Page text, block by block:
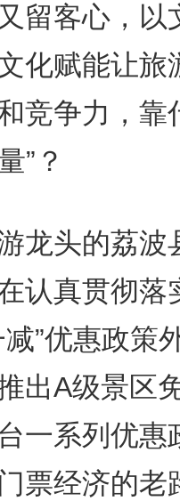
客心，以
化赋能让旅
竞争力，靠
”？
头的荔波
认真贯彻落
”优惠政策
出A级景区
一系列优惠
票经济的老